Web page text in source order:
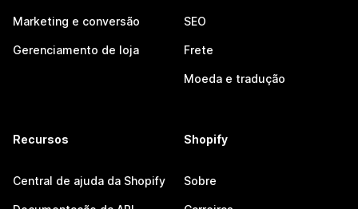
Marketing e conversão
Gerenciamento de loja
SEO
Frete
Moeda e tradução
Recursos
Central de ajuda da Shopify
Shopify
Sobre